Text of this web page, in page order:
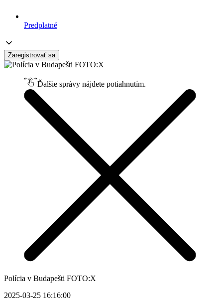
Predplatné
Zaregistrovať sa
Ďalšie správy nájdete potiahnutím.
Polícia v Budapešti FOTO:X
2025-03-25 16:16:00